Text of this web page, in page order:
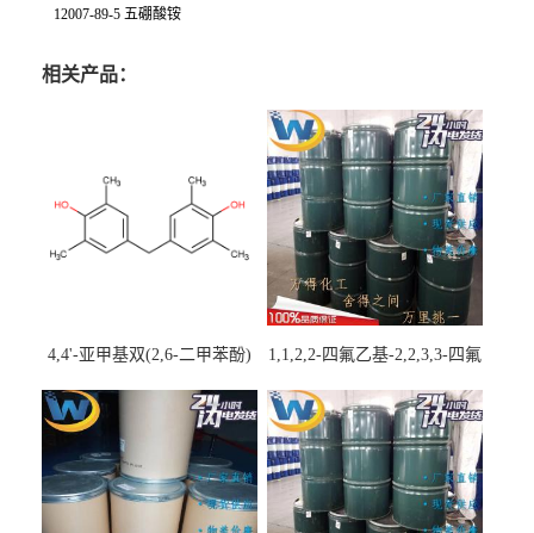
12007-89-5 五硼酸铵
相关产品：
4,4'-亚甲基双(2,6-二甲苯酚)
1,1,2,2-四氟乙基-2,2,3,3-四氟